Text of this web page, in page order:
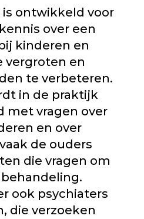
is ontwikkeld voor
over een
kinderen en
vergroten en
te verbeteren.
in de praktijk
met vragen over
en over
de ouders
die vragen om
ook psychiaters
die verzoeken